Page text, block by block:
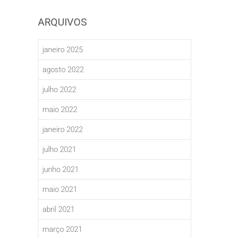
ARQUIVOS
janeiro 2025
agosto 2022
julho 2022
maio 2022
janeiro 2022
julho 2021
junho 2021
maio 2021
abril 2021
março 2021